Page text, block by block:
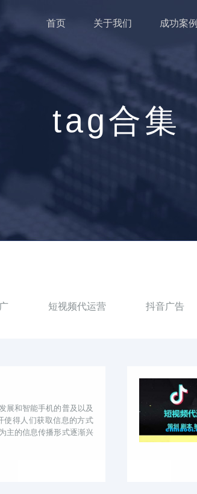
首页 关于我们 成功案例
tag合集
短视频代运营 抖音广告
展和智能手机的普及以及
使得人们获取信息的方式
主的信息传播形式逐渐兴